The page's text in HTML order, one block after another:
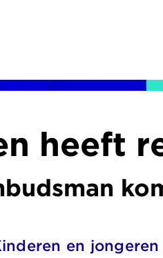
heeft
en jongeren